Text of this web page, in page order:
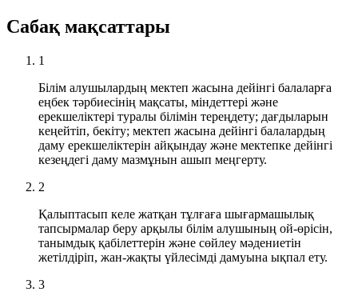
Сабақ мақсаттары
1
Білім алушылардың мектеп жасына дейінгі балаларға
еңбек тәрбиесінің мақсаты, міндеттері және
ерекшеліктері туралы білімін тереңдету; дағдыларын
кеңейтіп, бекіту; мектеп жасына дейінгі балалардың
даму ерекшеліктерін айқындау және мектепке дейінгі
кезеңдегі даму мазмұнын ашып меңгерту.
2
Қалыптасып келе жатқан тұлғаға шығармашылық
тапсырмалар беру арқылы білім алушының ой-өрісін,
танымдық қабілеттерін және сөйлеу мәдениетін
жетілдіріп, жан-жақты үйлесімді дамуына ықпал ету.
3